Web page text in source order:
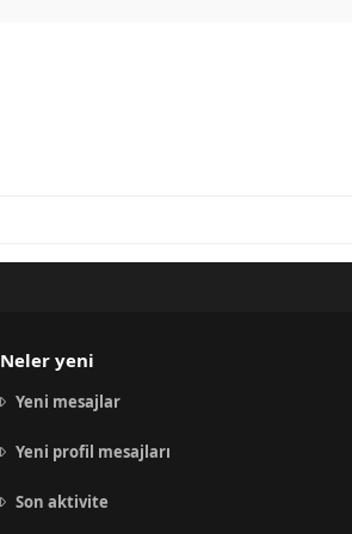
Neler yeni
Yeni mesajlar
Yeni profil mesajları
Son aktivite